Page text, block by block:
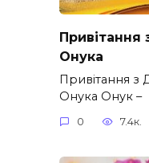
Онука
Привітання
Онука Онук –
0 7.4к.